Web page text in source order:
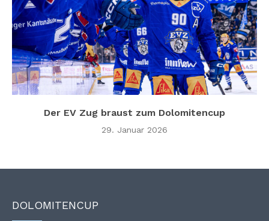
Der EV Zug braust zum Dolomitencup
29. Januar 2026
DOLOMITENCUP